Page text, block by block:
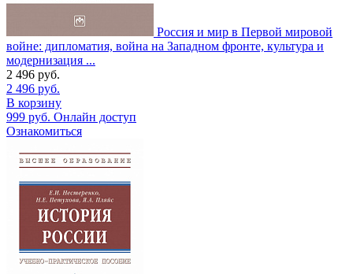
Россия и мир в Первой мировой
войне: дипломатия, война на Западном фронте, культура и
модернизация ...
2 496 руб.
2 496 руб.
В корзину
999 руб. Онлайн доступ
Ознакомиться